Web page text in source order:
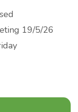
19/5/26